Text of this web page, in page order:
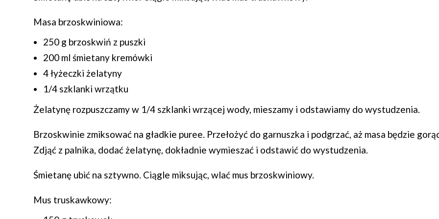
Masa brzoskwiniowa:
250 g brzoskwiń z puszki
200 ml śmietany kremówki
4 łyżeczki żelatyny
1/4 szklanki wrzątku
Żelatynę rozpuszczamy w 1/4 szklanki wrzącej wody, mieszamy i odstawiamy do wystudzenia.
Brzoskwinie zmiksować na gładkie puree. Przełożyć do garnuszka i podgrzać, aż masa będzie
Zdjąć z palnika, dodać żelatynę, dokładnie wymieszać i odstawić do wystudzenia.
Śmietanę ubić na sztywno. Ciągle miksując, wlać mus brzoskwiniowy.
Mus truskawkowy: